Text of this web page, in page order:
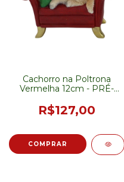
Cachorro na Poltrona
Vermelha 12cm - PRÉ-
R$127,00